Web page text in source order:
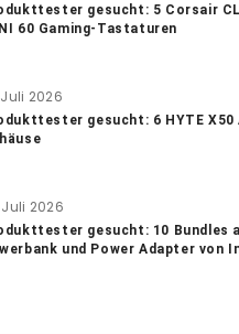
gesucht: 5 Corsair
60 Gaming-Tastaturen
Juli 2026
gesucht: 6 HYTE X50
Juli 2026
gesucht: 10 Bundles
und Power Adapter von